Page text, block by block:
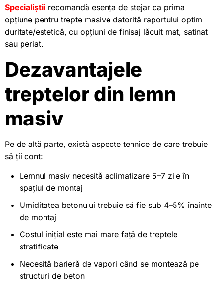
Specialiștii recomandă esența de stejar ca prima
opțiune pentru trepte masive datorită raportului optim
duritate/estetică, cu opțiuni de finisaj lăcuit mat, satinat
sau periat.
Dezavantajele
treptelor din lemn
masiv
Pe de altă parte, există aspecte tehnice de care trebuie
să ții cont:
Lemnul masiv necesită aclimatizare 5–7 zile în
spațiul de montaj
Umiditatea betonului trebuie să fie sub 4–5% înainte
de montaj
Costul inițial este mai mare față de treptele
stratificate
Necesită barieră de vapori când se montează pe
structuri de beton